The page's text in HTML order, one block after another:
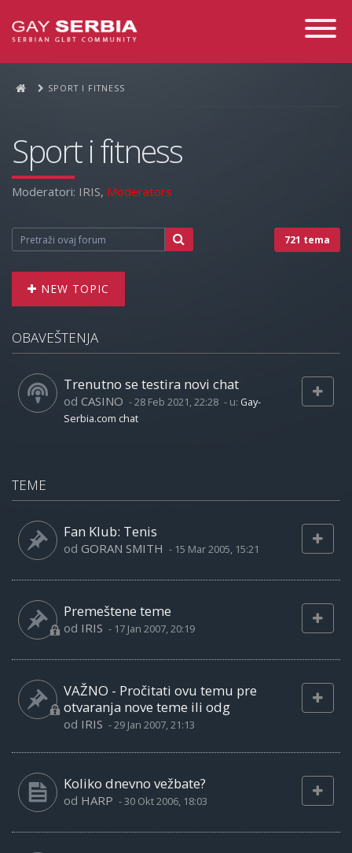
Toggle
SPORT I FITNESS
Sport i fitness
Moderatori: IRIS, Moderators
721 tema
NEW TOPIC
OBAVEŠTENJA
Trenutno se testira novi chat
od CASINO -28 Feb 2021, 22:28 - u: Gay-
Serbia.com chat
TEME
Fan Klub: Tenis
od GORAN SMITH - 15 Mar 2005, 15:21
Premeštene teme
od IRIS - 17 Jan 2007, 20:19
VAŽNO - Pročitati ovu temu pre
otvaranja nove teme ili odg
od IRIS -29 Jan 2007, 21:13
Koliko dnevno vežbate?
od HARP -30 Okt 2006, 18:03